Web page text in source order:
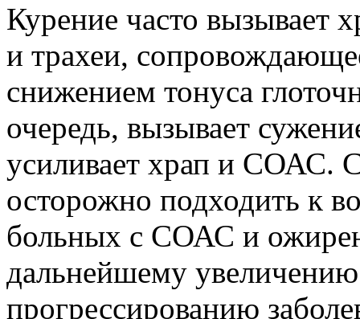
Курение часто вызывает
и трахеи,
снижением тонуса
очередь, вызывает
усиливает храп и СОАС.
осторожно подходить к
больных с СОАС и
дальнейшему
прогрессированию